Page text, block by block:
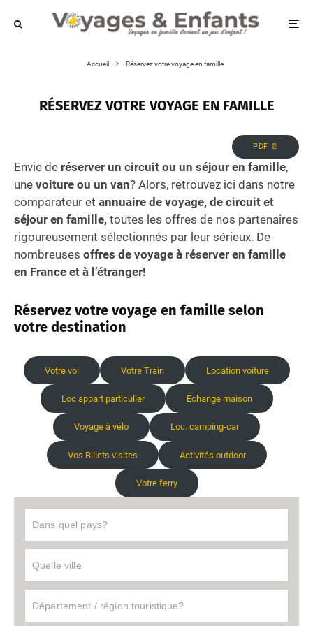
Accueil Réservez votre voyage en famille
RÉSERVEZ VOTRE VOYAGE EN FAMILLE
PDF 📄
Envie de réserver un circuit ou un séjour en famille,
une voiture ou un van? Alors, retrouvez ici dans notre
comparateur et annuaire de voyage, de circuit et
séjour en famille, toutes les offres de nos partenaires
rigoureusement sélectionnés par leur sérieux. De
nombreuses offres de voyage à réserver en famille
en France et à l’étranger!
Réservez votre voyage en famille selon
votre destination
Votre vol Votre Train Location voiture
Loc appart particulier Echange maison
Voyage à vélo Loc. camping-car
Vos Billets visites Activités outdoor
Votre ferry